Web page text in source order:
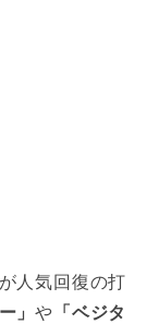
人気回復の打
」や 「ベジタ